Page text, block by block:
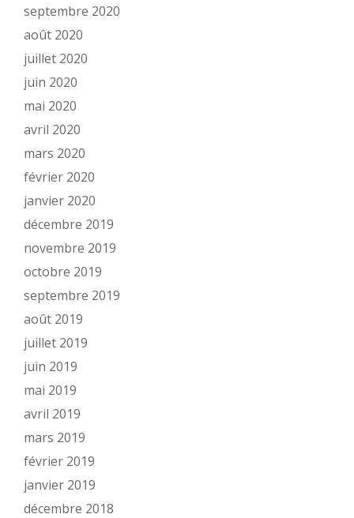
septembre 2020
août 2020
juillet 2020
juin 2020
mai 2020
avril 2020
mars 2020
février 2020
janvier 2020
décembre 2019
novembre 2019
octobre 2019
septembre 2019
août 2019
juillet 2019
juin 2019
mai 2019
avril 2019
mars 2019
février 2019
janvier 2019
décembre 2018